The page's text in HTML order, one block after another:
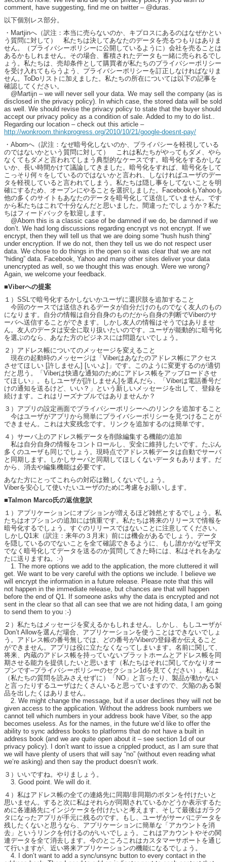
comment, have suggesting, find me on twitter – @duras.
以下個別レス部分。
・Martjinへ（訳注：本当に売らないのか、キプロスにあるのはなぜかとい
う質問に対して） 私たちは決してあなたのデータを売るつもりはありま
せん。（プライバシーポリシーに公開しているように）会社を売ることは
あるかもしれません。その場合、蓄積されたデータも一緒に売られるでし
ょう。私たちは、売却条件として購買者が私たちのプライバシーポリシー
を受け入れてもらうよう、プライバシーポリシーを訂正しなければなりま
せん。ToDoリストに加えました。私たちの所在については以下の記事を
確認してください。
@Martijn – we will never sell your data. We may sell the company (as is
disclosed in the privacy policy). In which case, the stored data will be sold
as well. We should revise the privacy policy to state that the buyer should
accept our privacy policy as a condition of sale. Added to my to do list..
Regarding our location – check out this article –
http://wonkroom.thinkprogress.org/2010/10/21/google-doesnt-pay/
・Abornへ（訳注：なぜ暗号化しないのか、プライパシーを軽視している
のではないかという質問に対して） これは私たちがやってもダメ、やら
なくてもダメと言われてしまう典型的なケースです。暗号化をするかしな
いか、長い時間かけて議論してきました。暗号化をすれば、暗号化をして
こっそり何々をしているのではないかと言われ、しなければユーザのデー
タを軽視していると言われてしまう。私たちは隠し事をしてないことを明
確にするため、オープンにやることを選択しました。FacebookもYahooも
他の多くのサイトもあなたのデータを暗号化して送信していません。です
から私たちはこれで十分なんだと思いました。間違ったでしょうか？私た
ちはフィードバックを歓迎します。
@Aborn this is a classic case of be damned if we do, be damned if we
don’t. We had long discussions regarding encrypt vs not encrypt. If we
encrypt, then they will tell us that we are doing some “hush hush thing”
under encryption. If we do not, then they tell us we do not respect user
data. We chose to do things in the open so it was clear that we are not
“hiding” data. Facebook, Yahoo and many other sites deliver your data
unencrypted as well, so we thought this was enough. Were we wrong?
Again, we welcome your feedback.
■Viberへの提案
１）SSLで暗号化するかしないかユーザに選択肢を追加すること
今回のケースでは送信されるデータが自分だけのものでなく友人のもの
になります。自分の情報は自分自身のものだから自身の判断でViberのサ
ーバへ送信することができます。しかし友人の情報はそうではありませ
ん。友人のデータは安全に取り扱いたいのです。ユーザが能動的に暗号化
を選ぶのなら、あなた方のビジネスには問題ないでしょう。
２）アドレス帳についてのメッセージを変えること
現在の起動時のメッセージは「Viberはあなたのアドレス帳にアクセス
させてほしい [許しません] [いいよ]」です。このように変更するのが適切
だと思う。「Viberは快適な通知のためにアドレス帳をアップロードさせ
てほしい」。もしユーザが[許しません]を選んだら、「Viberは電話番号だ
けの通知を送るけど、いい？」という新しいメッセージを出して、登録を
続けます。これはリーズナブルではありませんか？
３）アプリの設定画面でプライバシーポリシーへのリンクを追加すること
今はユーザがアプリから簡単にプライバシーポリシーを見つけることが
できません。これは大変残念です。リンクを追加するのは簡単です。
４）サーバ上のアドレス帳データを削除編集する機能の追加
私は自分自身の情報をコントロールし、安全に維持したいです。たぶん
多くのユーザも同じでしょう。現時点でアドレス帳データは自動でサーバ
と同期します。しかしサーバと同期してほしくないデータもあります。だ
から、消去や編集機能は必要です。
あなた方にとってこれらの対応は難しくないでしょう。
Viberを安心して使いたいユーザのために考慮をお願いします。
■Talmon Marco氏の返信意訳
１）アプリケーションにオプションが増えるほど雑然とするでしょう。私
たちはオプションの追加には慎重です。私たちは将来のリリースで情報を
暗号化するでしょう。すぐのリリースではないことに注意してください。
しかしQ1末（訳注：来年の３月末）前には機会があるでしょう。データ
を隠しているのでないことを全て確認できるように、もし誰かがなぜ平文
でなく暗号化してデータを送るのか質問してきた時には、私はそれをあな
たに送りますね。:-)
1. The more options we add to the application, the more cluttered it will
get. We want to be very careful with the options we include. I believe we
will encrypt the information in a future release. Please note that this will
not happen in the immediate release, but chances are that will happen
before the end of Q1. If someone asks why the data is encrypted and not
sent in the clear so that all can see that we are not hiding data, I am going
to send them to you :-)
２）私たちはメッセージを変えるかもしれません。しかし、もしユーザが
Don’t Allowを選んだ場合、アプリケーションを使うことはできないでしょ
う。アドレス帳の番号無しでは、どの番号がViberの登録者か伝えること
ができません。アプリは役に立たなくなってしまいます。名前に関して、
将来、内蔵のアドレス帳を持っていないプラットホームとアドレス帳を同
期させる能力を提供したいと思います（私たちはそれに関してかなりオー
プンです–プライバシーポリシーのセクション1dを見てください）。私は
（私たちの質問を読みさえせずに）「NO」と言ったり、製品が動かない
と言ったりするユーザはたくさんいると思っていますので、欠陥のある製
品を出したくはありません。
2. We might change the message, but if a user declines they will not be
given access to the application. Without the address book numbers we
cannot tell which numbers in your address book have Viber, so the app
becomes useless. As for the names, in the future we’d like to offer the
ability to sync address books to platforms that do not have a built in
address book (and we are quite open about it – see section 1d of our
privacy policy). I don’t want to issue a crippled product, as I am sure that
we will have plenty of users that will say “no” (without even reading what
we’re asking) and then say the product doesn’t work.
３）いいですね。やりましょう。
3. Good point. We will do it.
４）私はアドレス帳の全ての連絡先に同期/非同期のボタンを付けたいと
思いません。すると次に私はそれらが同期されているかどうか表示するた
めに各連絡先にインジケータを付けたいと考えます、そして最後はガラク
タになったアプリが手元に残るのです。もし、ユーザがサーバにデータを
残したくないと思うなら、アプリケーションに簡単な「アカウントを消
去」というリンクを付けるのがいいでしょう。これはアカウントやその関
連データを全て消去します。今のところこれはカスタマーサポートを通じ
て行いますが、近い将来アプリケーションの機能になるでしょう。
4. I don’t want to add a sync/unsync button to every contact in the